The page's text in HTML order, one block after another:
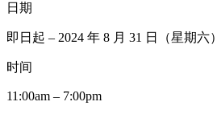
日期
即日起 – 2024 年 8 月 31 日（星期六）
时间
11:00am – 7:00pm